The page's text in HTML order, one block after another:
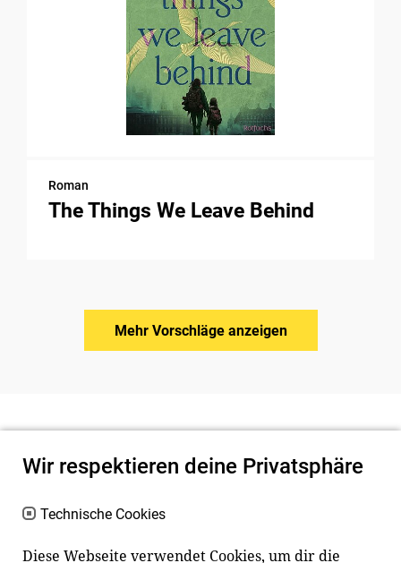
Roman
The Things We Leave Behind
Mehr Vorschläge anzeigen
Wir respektieren deine Privatsphäre
Technische Cookies
Diese Webseite verwendet Cookies, um dir die